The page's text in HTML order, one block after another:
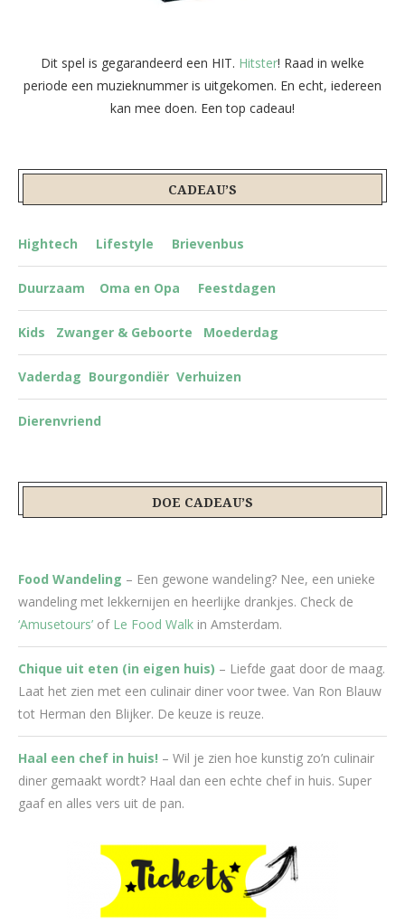
Dit spel is gegarandeerd een HIT. Hitster! Raad in welke
periode een muzieknummer is uitgekomen. En echt, iedereen
kan mee doen. Een top cadeau!
CADEAU’S
Hightech Lifestyle Brievenbus
Duurzaam Oma en Opa Feestdagen
Kids Zwanger & Geboorte Moederdag
Vaderdag Bourgondiër Verhuizen
Dierenvriend
DOE CADEAU’S
Food Wandeling – Een gewone wandeling? Nee, een unieke
wandeling met lekkernijen en heerlijke drankjes. Check de
‘Amusetours’ of Le Food Walk in Amsterdam.
Chique uit eten (in eigen huis) – Liefde gaat door de maag.
Laat het zien met een culinair diner voor twee. Van Ron Blauw
tot Herman den Blijker. De keuze is reuze.
Haal een chef in huis! – Wil je zien hoe kunstig zo’n culinair
diner gemaakt wordt? Haal dan een echte chef in huis. Super
gaaf en alles vers uit de pan.